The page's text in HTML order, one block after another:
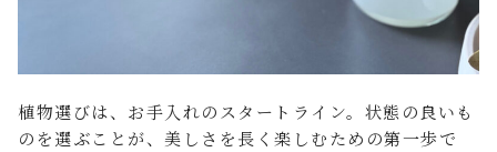
植物選びは、お手入れのスタートライン。状態の良いも
のを選ぶことが、美しさを長く楽しむための第一歩で